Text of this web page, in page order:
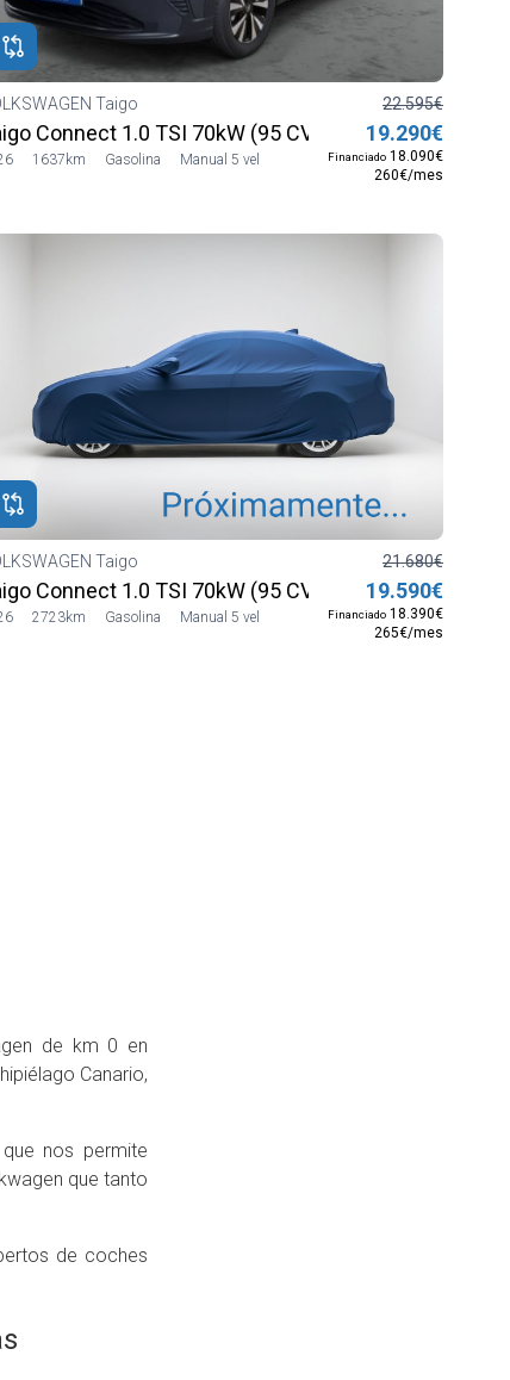
Taigo
Connect 1.0 TSI 70kW (95 CV) SG5
1637km Gasolina Manual 5 vel
22.595€
19.290€
Financiado18.090€
260€/mes
Taigo
Connect 1.0 TSI 70kW (95 CV) SG5
2723km Gasolina Manual 5 vel
21.680€
19.590€
Financiado18.390€
265€/mes
de km 0 en
Canario,
nos permite
que tanto
de coches